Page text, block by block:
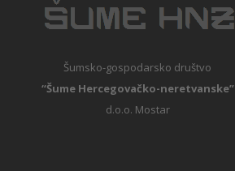
Šumsko-gospodarsko društvo
“Šume Hercegovačko-neretvanske”
d.o.o. Mostar